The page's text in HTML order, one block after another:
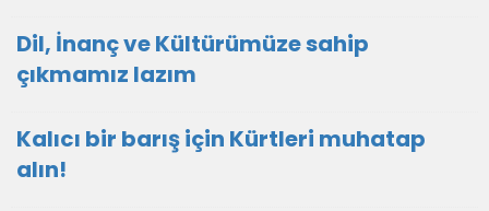
Dil, İnanç ve Kültürümüze sahip
çıkmamız lazım
Kalıcı bir barış için Kürtleri muhatap
alın!